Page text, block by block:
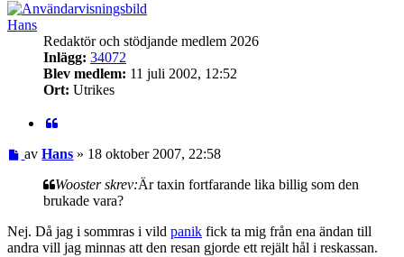
Hans
Redaktör och stödjande medlem 2026
Inlägg: 34072
Blev medlem: 11 juli 2002, 12:52
Ort: Utrikes
Inlägg
avHans » 18 oktober 2007, 22:58
Wooster skrev:Är taxin fortfarande lika billig som den
brukade vara?
Nej. Då jag i sommras i vild panik fick ta mig från ena ändan till
andra vill jag minnas att den resan gjorde ett rejält hål i reskassan.